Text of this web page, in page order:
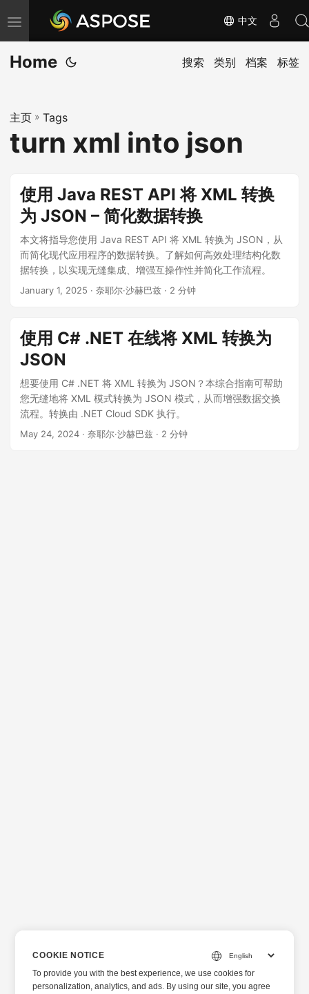
切
换
导
中文
Home 搜索 类别 档案 标签
主页 » Tags
turn xml into json
使用 Java REST API 将 XML 转换
为 JSON – 简化数据转换
本文将指导您使用 Java REST API 将 XML 转换为 JSON，从
而简化现代应用程序的数据转换。了解如何高效处理结构化数
据转换，以实现无缝集成、增强互操作性并简化工作流程。
January 1, 2025 · 奈耶尔·沙赫巴兹 · 2 分钟
使用 C# .NET 在线将 XML 转换为
JSON
想要使用 C# .NET 将 XML 转换为 JSON？本综合指南可帮助
您无缝地将 XML 模式转换为 JSON 模式，从而增强数据交换
流程。转换由 .NET Cloud SDK 执行。
May 24, 2024 · 奈耶尔·沙赫巴兹 · 2 分钟
COOKIE NOTICE
To provide you with the best experience, we use cookies for
personalization, analytics, and ads. By using our site, you agree